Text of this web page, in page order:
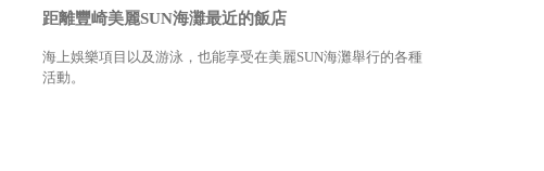
距離豐崎美麗SUN海灘最近的飯店
海上娛樂項目以及游泳，也能享受在美麗SUN海灘舉行的各種
活動。